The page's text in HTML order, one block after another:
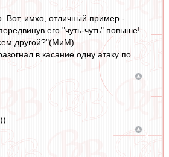
Вот, имхо, отличный пример -
его "чуть-чуть" повыше!
другой?"(МиМ)
в касание одну атаку по